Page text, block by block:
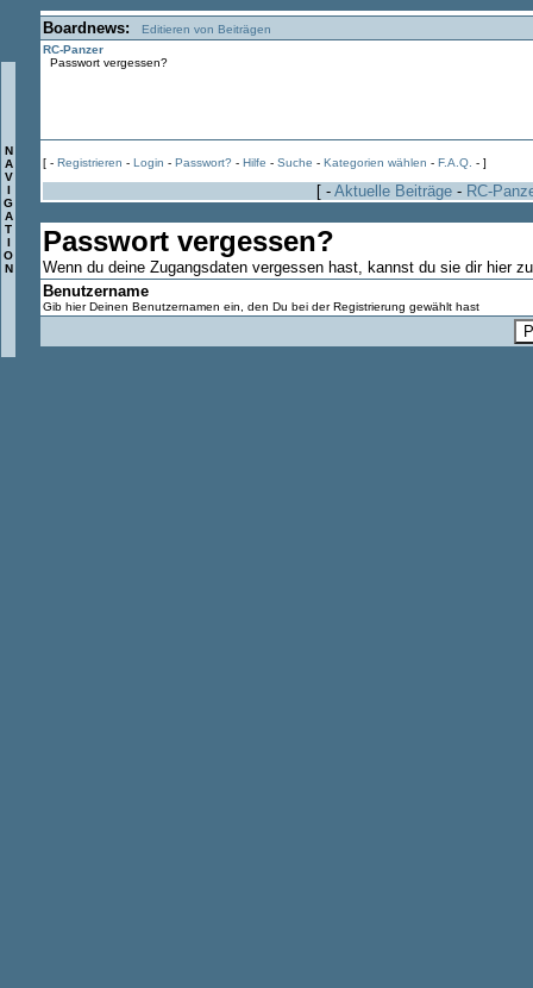
N
A
V
I
G
A
T
I
O
N
Boardnews:
Editieren von Beiträgen
RC-Panzer
Passwort vergessen?
[ - Registrieren - Login - Passwort? - Hilfe - Suche - Kategorien wählen - F.A.Q. - ]
[ - Aktuelle Beiträge - RC-
Passwort vergessen?
Wenn du deine Zugangsdaten vergessen hast, kannst du sie dir hier
Benutzername
Gib hier Deinen Benutzernamen ein, den Du bei der Registrierung gewählt hast